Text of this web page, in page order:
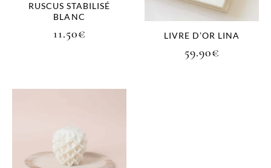
RUSCUS STABILISÉ
BLANC
11.50€ LIVRE D’OR LINA
59.90€